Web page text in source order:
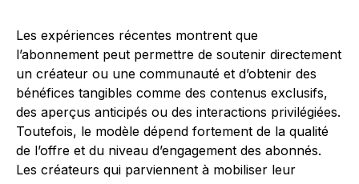
Les expériences récentes montrent que
l’abonnement peut permettre de soutenir directement
un créateur ou une communauté et d’obtenir des
bénéfices tangibles comme des contenus exclusifs,
des aperçus anticipés ou des interactions privilégiées.
Toutefois, le modèle dépend fortement de la qualité
de l’offre et du niveau d’engagement des abonnés.
Les créateurs qui parviennent à mobiliser leur